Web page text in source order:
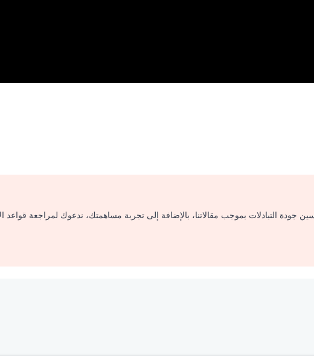
جودة التبادلات بموجب مقالاتنا، بالإضافة إلى تجربة مساهمتك، ندعوك لمراجعة قواعد